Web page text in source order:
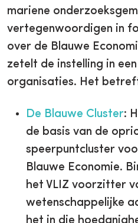
mariene
vertegenwoordigen in
over de Blauwe
zetelt de instelling in
organisaties. Het
De Blauwe Cluster:
de basis van de
speerpuntcluster
Blauwe Economie.
het VLIZ voorzitter
wetenschappelijke
het in die